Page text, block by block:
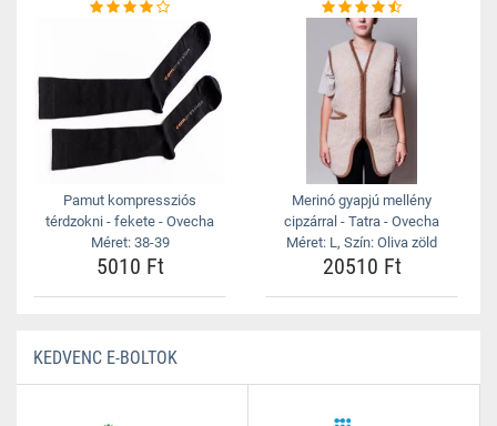
Pamut kompressziós
térdzokni - fekete - Ovecha
Méret: 38-39
5010 Ft
Merinó gyapjú mellény
cipzárral - Tatra - Ovecha
Méret: L, Szín: Oliva zöld
20510 Ft
KEDVENC E-BOLTOK